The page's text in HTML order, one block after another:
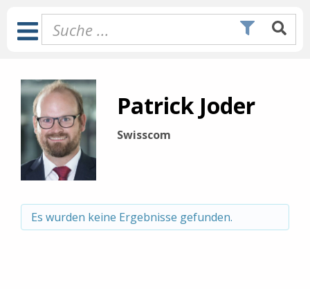
Inhalt
springen
Toggle
Navigation
Patrick Joder
Swisscom
Es wurden keine Ergebnisse gefunden.